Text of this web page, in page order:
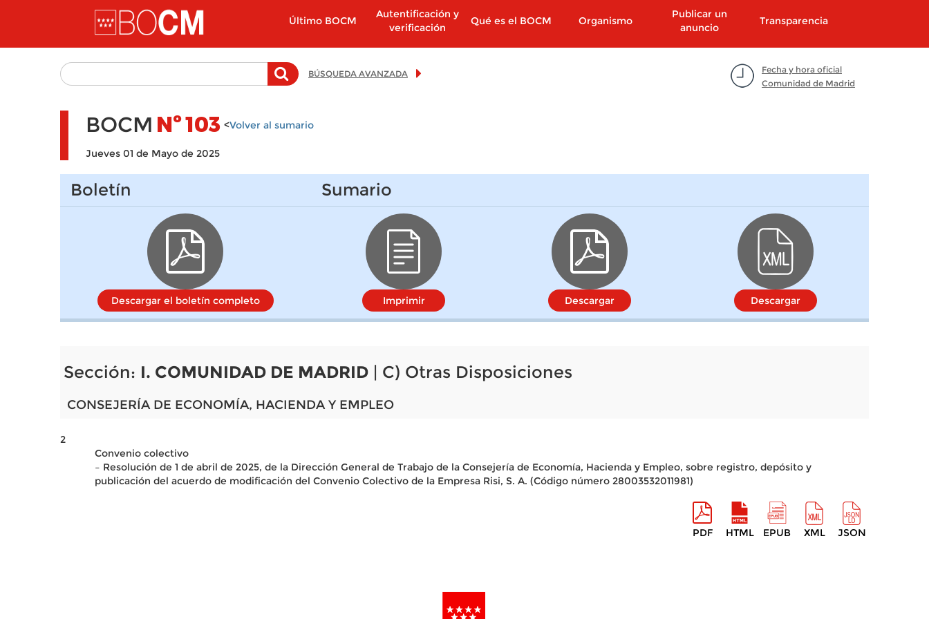
Pasar al contenido principal
Último BOCM
Autentificación y
verificación
Qué es el BOCM Organismo
Publicar un
anuncio
Transparencia
Fecha y hora oficial
Comunidad de Madrid
BÚSQUEDA AVANZADA
BOCM Nº103 <Volver al sumario
Jueves 01 de Mayo de 2025
Boletín
Descargar el boletín completo
Sumario
Imprimir Descargar Descargar
Sección: I. COMUNIDAD DE MADRID | C) Otras Disposiciones
CONSEJERÍA DE ECONOMÍA, HACIENDA Y EMPLEO
2
Convenio colectivo
– Resolución de 1 de abril de 2025, de la Dirección General de Trabajo de la Consejería de Economía, Hacienda y Empleo, sobre registro, depósito y
publicación del acuerdo de modificación del Convenio Colectivo de la Empresa Risi, S. A. (Código número 28003532011981)
PDF HTML EPUB XML JSON